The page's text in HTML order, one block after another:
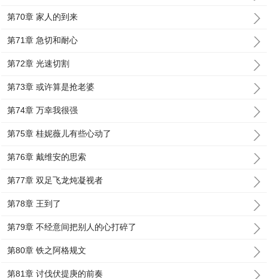
第70章 家人的到来
第71章 急切和耐心
第72章 光速切割
第73章 或许算是抢老婆
第74章 万幸我很强
第75章 桂妮薇儿有些心动了
第76章 戴维安的思索
第77章 双足飞龙炖凝视者
第78章 王到了
第79章 不经意间把别人的心打碎了
第80章 铁之阿格规文
第81章 讨伐伏提庚的前奏